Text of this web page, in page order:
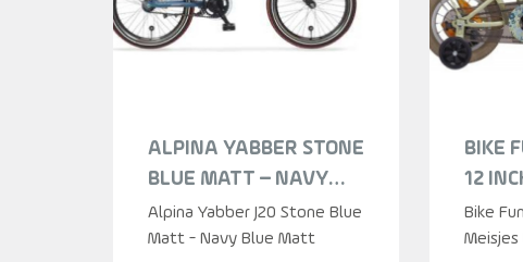
ALPINA YABBER STONE
BLUE MATT – NAVY
BLUE MA 20 JONGENS
2023
Alpina Yabber J20 Stone Blue
Matt - Navy Blue Matt
BIKE
12
Bike
Meisjes